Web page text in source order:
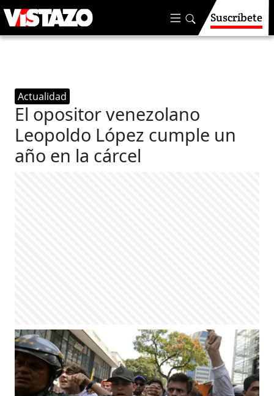
Suscríbete
Actualidad
El opositor venezolano
Leopoldo López cumple un
año en la cárcel